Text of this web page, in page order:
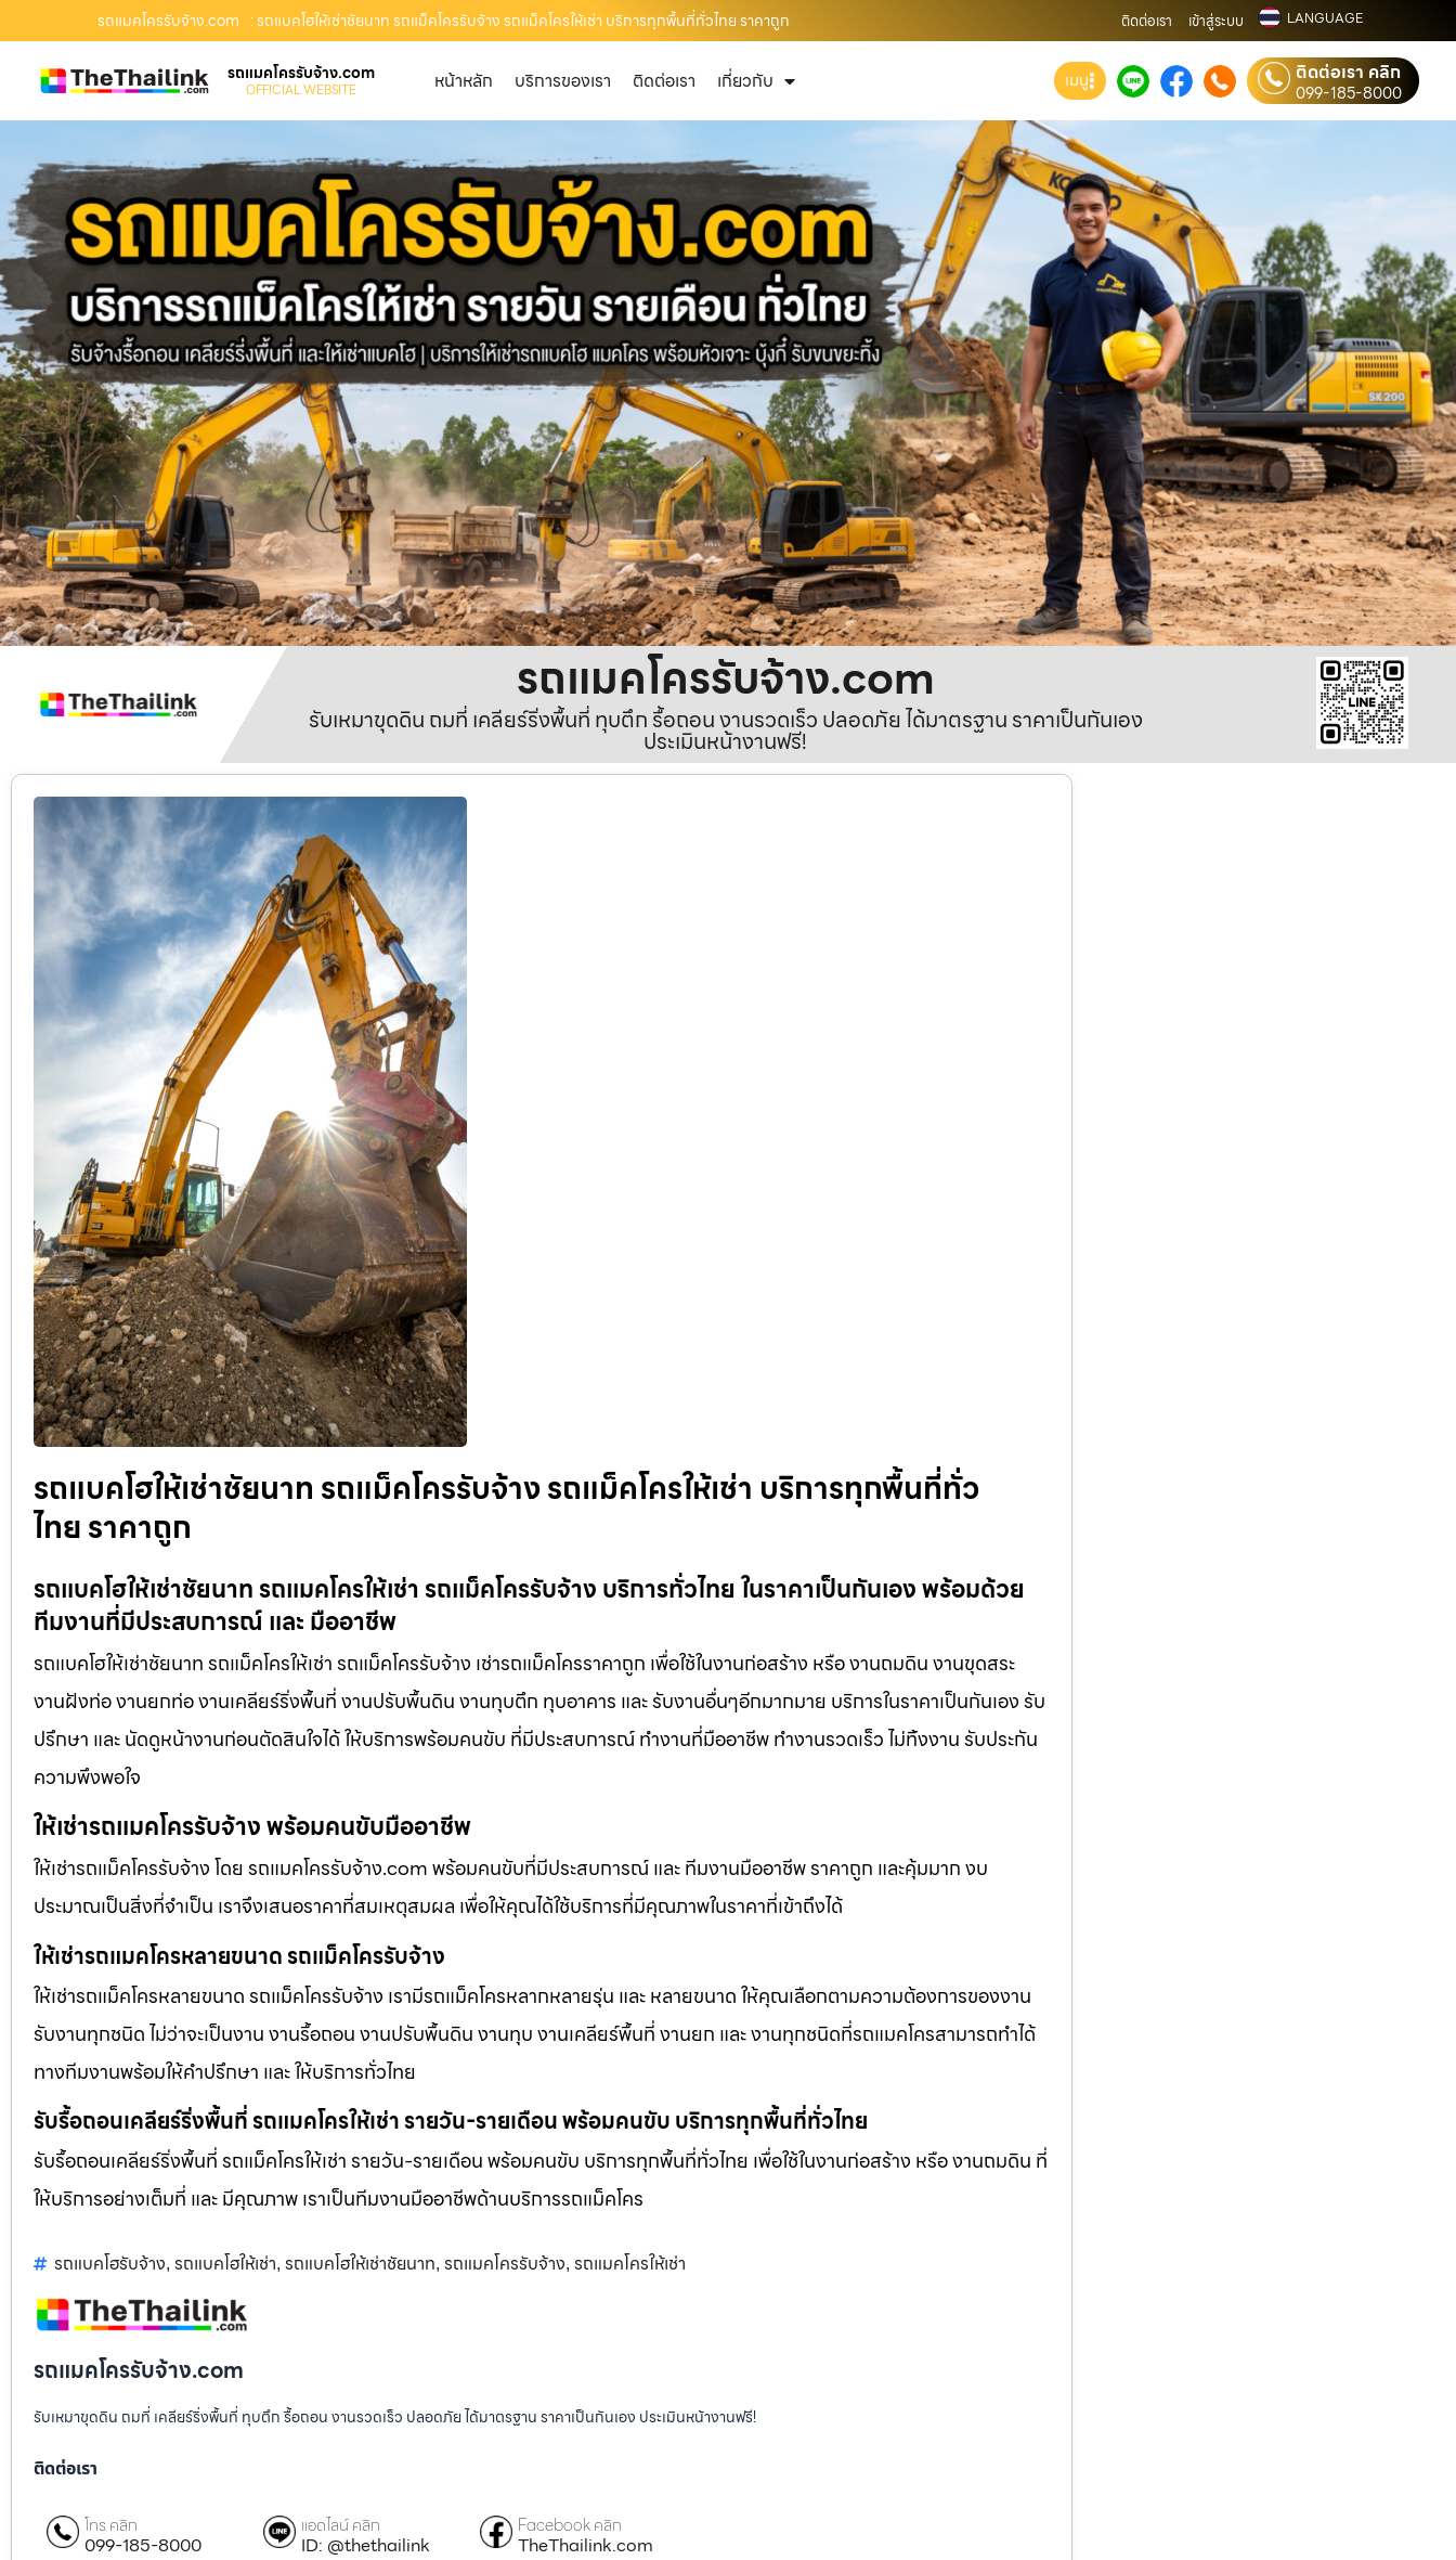
รถแมคโครรับจ้าง.com : รถแบคโฮให้เช่าชัยนาท รถแม็คโครรับจ้าง รถแม็คโครให้เช่า บริการทุกพื้นที่ทั่วไทย ราคาถูก ติดต่อเรา เข้าสู่ระบบ LANGUAGE
รถแมคโครรับจ้าง.com
OFFICIAL WEBSITE หน้าหลัก บริการของเรา ติดต่อเรา เกี่ยวกับ เมนู ติดต่อเรา คลิก
099-185-8000
รถแมคโครรับจ้าง.com
รับเหมาขุดดิน ถมที่ เคลียร์ริ่งพื้นที่ ทุบตึก รื้อถอน งานรวดเร็ว ปลอดภัย ได้มาตรฐาน ราคาเป็นกันเอง
ประเมินหน้างานฟรี!
รถแบคโฮให้เช่าชัยนาท รถแม็คโครรับจ้าง รถแม็คโครให้เช่า บริการทุกพื้นที่ทั่ว
ไทย ราคาถูก
รถแบคโฮให้เช่าชัยนาท รถแมคโครให้เช่า รถแม็คโครรับจ้าง บริการทั่วไทย ในราคาเป็นกันเอง พร้อมด้วย
ทีมงานที่มีประสบการณ์ และ มืออาชีพ
รถแบคโฮให้เช่าชัยนาท รถแม็คโครให้เช่า รถแม็คโครรับจ้าง เช่ารถแม็คโครราคาถูก เพื่อใช้ในงานก่อสร้าง หรือ งานถมดิน งานขุดสระ
งานฝังท่อ งานยกท่อ งานเคลียร์ริ่งพื้นที่ งานปรับพื้นดิน งานทุบตึก ทุบอาคาร และ รับงานอื่นๆอีกมากมาย บริการในราคาเป็นกันเอง รับ
ปรึกษา และ นัดดูหน้างานก่อนตัดสินใจได้ ให้บริการพร้อมคนขับ ที่มีประสบการณ์ ทำงานที่มืออาชีพ ทำงานรวดเร็ว ไม่ทิ้งงาน รับประกัน
ความพึงพอใจ
ให้เช่ารถแมคโครรับจ้าง พร้อมคนขับมืออาชีพ
ให้เช่ารถแม็คโครรับจ้าง โดย รถแมคโครรับจ้าง.com พร้อมคนขับที่มีประสบการณ์ และ ทีมงานมืออาชีพ ราคาถูก และคุ้มมาก งบ
ประมาณเป็นสิ่งที่จำเป็น เราจึงเสนอราคาที่สมเหตุสมผล เพื่อให้คุณได้ใช้บริการที่มีคุณภาพในราคาที่เข้าถึงได้
ให้เช่ารถแมคโครหลายขนาด รถแม็คโครรับจ้าง
ให้เช่ารถแม็คโครหลายขนาด รถแม็คโครรับจ้าง เรามีรถแม็คโครหลากหลายรุ่น และ หลายขนาด ให้คุณเลือกตามความต้องการของงาน
รับงานทุกชนิด ไม่ว่าจะเป็นงาน งานรื้อถอน งานปรับพื้นดิน งานทุบ งานเคลียร์พื้นที่ งานยก และ งานทุกชนิดที่รถแมคโครสามารถทำได้
ทางทีมงานพร้อมให้คำปรึกษา และ ให้บริการทั่วไทย
รับรื้อถอนเคลียร์ริ่งพื้นที่ รถแมคโครให้เช่า รายวัน-รายเดือน พร้อมคนขับ บริการทุกพื้นที่ทั่วไทย
รับรื้อถอนเคลียร์ริ่งพื้นที่ รถแม็คโครให้เช่า รายวัน-รายเดือน พร้อมคนขับ บริการทุกพื้นที่ทั่วไทย เพื่อใช้ในงานก่อสร้าง หรือ งานถมดิน ที่
ให้บริการอย่างเต็มที่ และ มีคุณภาพ เราเป็นทีมงานมืออาชีพด้านบริการรถแม็คโคร
รถแบคโฮรับจ้าง, รถแบคโฮให้เช่า, รถแบคโฮให้เช่าชัยนาท, รถแมคโครรับจ้าง, รถแมคโครให้เช่า
รถแมคโครรับจ้าง.com
รับเหมาขุดดิน ถมที่ เคลียร์ริ่งพื้นที่ ทุบตึก รื้อถอน งานรวดเร็ว ปลอดภัย ได้มาตรฐาน ราคาเป็นกันเอง ประเมินหน้างานฟรี!
ติดต่อเรา
โทร คลิก
099-185-8000
แอดไลน์ คลิก
ID: @thethailink
Facebook คลิก
TheThailink.com